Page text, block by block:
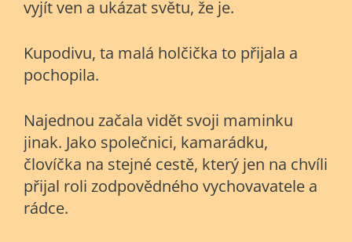
vyjít ven a ukázat světu, že je.
Kupodivu, ta malá holčička to přijala a
pochopila.
Najednou začala vidět svoji maminku
jinak. Jako společnici, kamarádku,
človíčka na stejné cestě, který jen na chvíli
přijal roli zodpovědného vychovavatele a
rádce.